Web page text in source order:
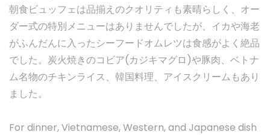
朝食ビュッフェは品揃えのクオリティも素晴らしく、オー
ダー式の特別メニューはありませんでしたが、イカや海老
がふんだんに入ったシーフードオムレツは食感がよく絶品
でした。炭火焼きのコビア(カジキマグロ)や豚肉、ベトナ
ム名物のチキンライス、韓国料理、アイスクリームもあり
ました。
For dinner, Vietnamese, Western, and Japanese dish